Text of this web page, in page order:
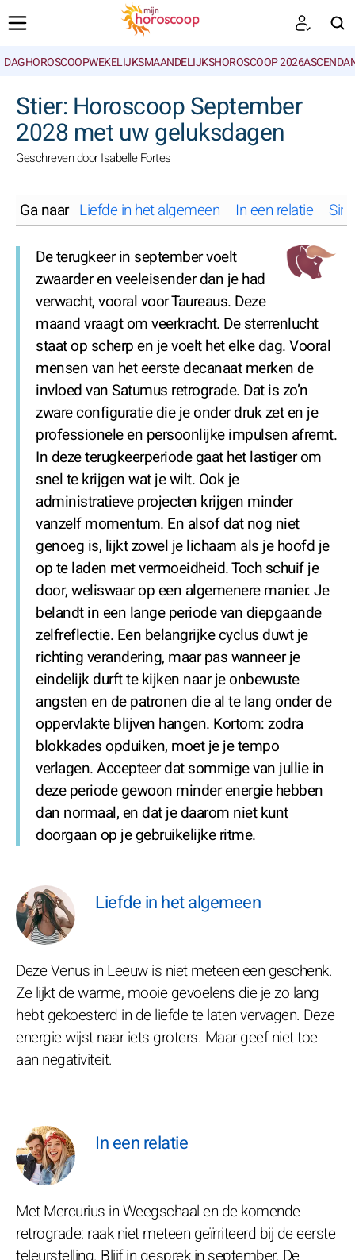
DAGHOROSCOOPWEKELIJKSMAANDELIJKSHOROSCOOP 2026
Stier: Horoscoop September
2028 met uw geluksdagen
Geschreven door Isabelle Fortes
Ga naar Liefde in het algemeen In een relatie
De terugkeer in september voelt
zwaarder en veeleisender dan je had
verwacht, vooral voor Taureaus. Deze
maand vraagt om veerkracht. De sterrenlucht
staat op scherp en je voelt het elke dag. Vooral
mensen van het eerste decanaat merken de
invloed van Satumus retrograde. Dat is zo’n
zware configuratie die je onder druk zet en je
professionele en persoonlijke impulsen afremt.
In deze terugkeerperiode gaat het lastiger om
snel te krijgen wat je wilt. Ook je
administratieve projecten krijgen minder
vanzelf momentum. En alsof dat nog niet
genoeg is, lijkt zowel je lichaam als je hoofd je
op te laden met vermoeidheid. Toch schuif je
door, weliswaar op een algemenere manier. Je
belandt in een lange periode van diepgaande
zelfreflectie. Een belangrijke cyclus duwt je
richting verandering, maar pas wanneer je
eindelijk durft te kijken naar je onbewuste
angsten en de patronen die al te lang onder de
oppervlakte blijven hangen. Kortom: zodra
blokkades opduiken, moet je je tempo
verlagen. Accepteer dat sommige van jullie in
deze periode gewoon minder energie hebben
dan normaal, en dat je daarom niet kunt
doorgaan op je gebruikelijke ritme.
Liefde in het algemeen
Deze Venus in Leeuw is niet meteen een geschenk.
Ze lijkt de warme, mooie gevoelens die je zo lang
hebt gekoesterd in de liefde te laten vervagen. Deze
energie wijst naar iets groters. Maar geef niet toe
aan negativiteit.
In een relatie
Met Mercurius in Weegschaal en de komende
retrograde: raak niet meteen geïrriteerd bij de eerste